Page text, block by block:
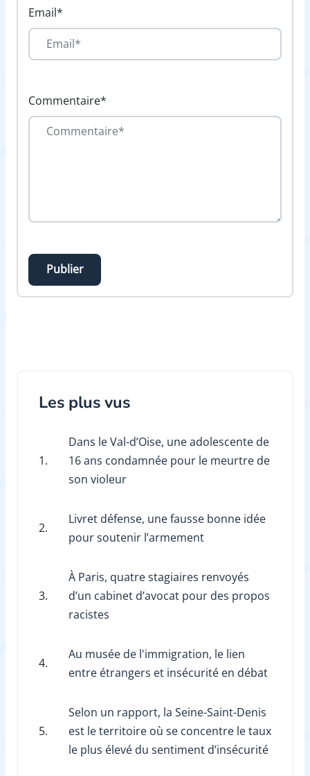
Email*
Commentaire*
Publier
Les plus vus
1.
Dans le Val-d’Oise, une adolescente de
16 ans condamnée pour le meurtre de
son violeur
2.
Livret défense, une fausse bonne idée
pour soutenir l’armement
3.
À Paris, quatre stagiaires renvoyés
d’un cabinet d’avocat pour des propos
racistes
4.
Au musée de l'immigration, le lien
entre étrangers et insécurité en débat
5.
Selon un rapport, la Seine-Saint-Denis
est le territoire où se concentre le taux
le plus élevé du sentiment d’insécurité